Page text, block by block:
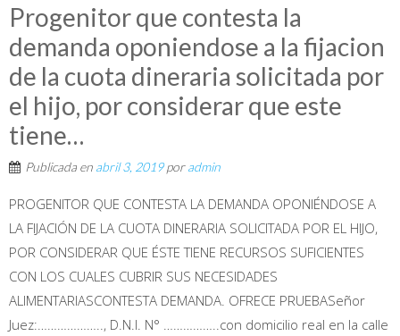
Progenitor que contesta la
demanda oponiendose a la fijacion
de la cuota dineraria solicitada por
el hijo, por considerar que este
tiene…
Publicada en abril 3, 2019poradmin
PROGENITOR QUE CONTESTA LA DEMANDA OPONIÉNDOSE A
LA FIJACIÓN DE LA CUOTA DINERARIA SOLICITADA POR EL HIJO,
POR CONSIDERAR QUE ÉSTE TIENE RECURSOS SUFICIENTES
CON LOS CUALES CUBRIR SUS NECESIDADES
ALIMENTARIASCONTESTA DEMANDA. OFRECE PRUEBASeñor
Juez:……………….., D.N.I. N° ……………..con domicilio real en la calle